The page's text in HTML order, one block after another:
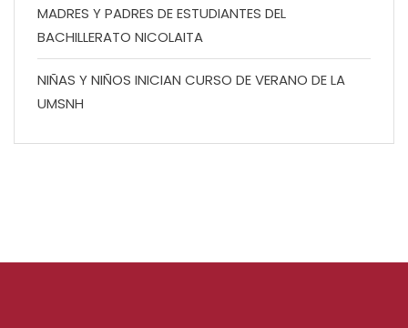
MADRES Y PADRES DE ESTUDIANTES DEL
BACHILLERATO NICOLAITA
NIÑAS Y NIÑOS INICIAN CURSO DE VERANO DE LA
UMSNH